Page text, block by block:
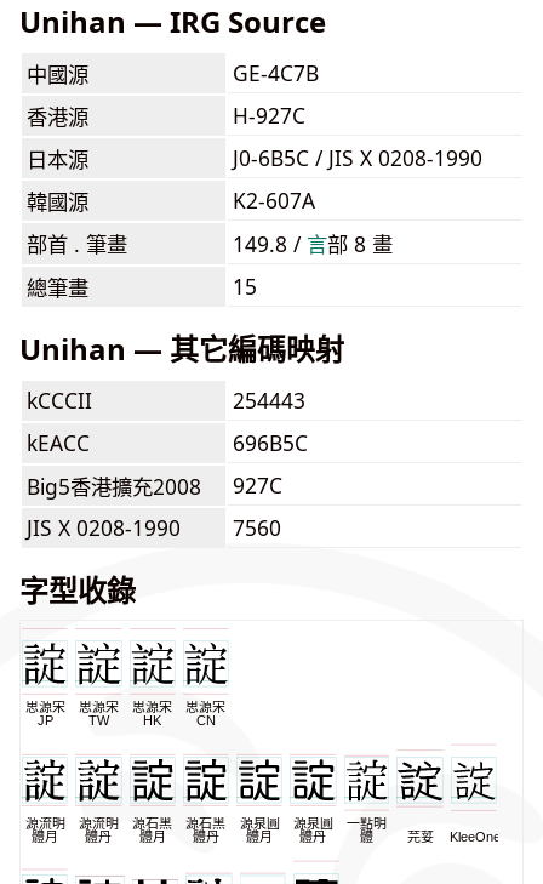
Unihan — IRG Source
中國源
GE-4C7B
香港源
H-927C
日本源
J0-6B5C / JIS X 0208-1990
韓國源
K2-607A
部首 . 筆畫
149.8 / ⾔部 8 畫
總筆畫
15
Unihan — 其它編碼映射
kCCCII
254443
kEACC
696B5C
Big5香港擴充2008
927C
JIS X 0208-1990
7560
字型收錄
思源宋
JP
思源宋
TW
思源宋
HK
思源宋
CN
源流明
體月
源流明
體丹
源石黑
體月
源石黑
體丹
源泉圓
體月
源泉圓
體丹
一點明
體
芫荽 KleeOne